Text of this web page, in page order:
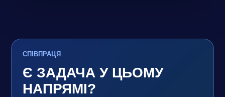
СПІВПРАЦЯ
Є ЗАДАЧА У ЦЬОМУ
НАПРЯМІ?